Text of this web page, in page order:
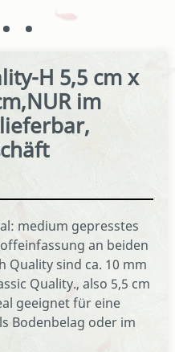
H 5,5 cm x
im
medium gepresstes
an beiden
Quality sind ca. 10 mm
Quality., also 5,5 cm
geeignet für eine
Bodenbelag oder im